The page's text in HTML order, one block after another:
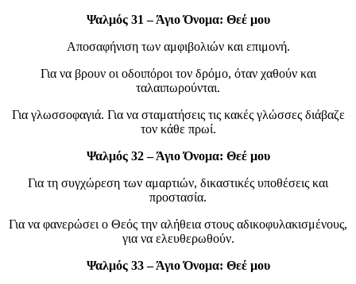
Ψαλμός 31 – Άγιο Όνομα: Θεέ μου
Αποσαφήνιση των αμφιβολιών και επιμονή.
Για να βρουν οι οδοιπόροι τον δρόμο, όταν χαθούν και
ταλαιπωρούνται.
Για γλωσσοφαγιά. Για να σταματήσεις τις κακές γλώσσες διάβαζε
τον κάθε πρωί.
Ψαλμός 32 – Άγιο Όνομα: Θεέ μου
Για τη συγχώρεση των αμαρτιών, δικαστικές υποθέσεις και
προστασία.
Για να φανερώσει ο Θεός την αλήθεια στους αδικοφυλακισμένους,
για να ελευθερωθούν.
Ψαλμός 33 – Άγιο Όνομα: Θεέ μου